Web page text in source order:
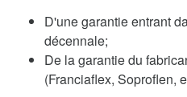
D'une garantie entrant
décennale;
De la garantie du
(Franciaflex, Soproflen,